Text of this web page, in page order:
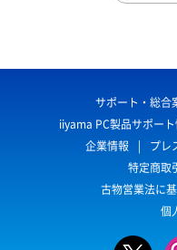
サポート・総合
iiyama PC製品サポー
企業情報
プレ
特定商取
古物営業法に
個